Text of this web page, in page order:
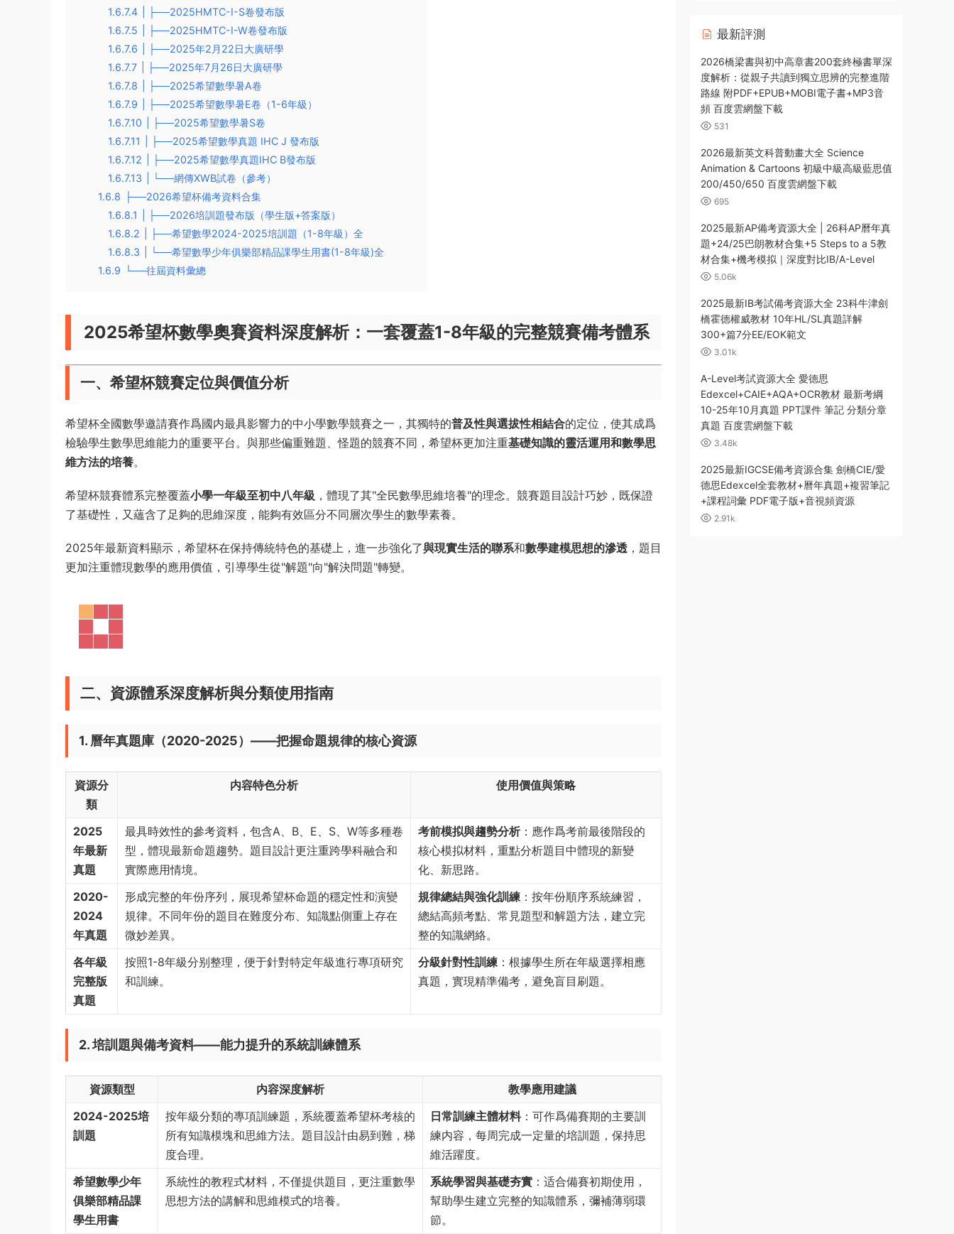
1.6.7.4
| ├──2025HMTC-I-S卷發布版
1.6.7.5
| ├──2025HMTC-I-W卷發布版
1.6.7.6
| ├──2025年2月22日大廣研學
1.6.7.7
| ├──2025年7月26日大廣研學
1.6.7.8
| ├──2025希望數學暑A卷
1.6.7.9
| ├──2025希望數學暑E卷（1-6年級）
1.6.7.10
| ├──2025希望數學暑S卷
1.6.7.11
| ├──2025希望數學真題 IHC J 發布版
1.6.7.12
| ├──2025希望數學真題IHC B發布版
1.6.7.13
| └──網傳XWB試卷（參考）
1.6.8
├──2026希望杯備考資料合集
1.6.8.1
| ├──2026培訓題發布版（學生版+答案版）
1.6.8.2
| ├──希望數學2024-2025培訓題（1-8年級）全
1.6.8.3
| └──希望數學少年俱樂部精品課學生用書(1-8年級)全
1.6.9
└──往屆資料彙總
2025希望杯數學奧賽資料深度解析：一套覆蓋1-8年級的完整競賽備考體系
一、希望杯競賽定位與價值分析
希望杯全國數學邀請賽作爲國内最具影響力的中小學數學競賽之一，其獨特的普及性與選拔性相結合的定位，使其成爲
檢驗學生數學思維能力的重要平台。與那些偏重難題、怪題的競賽不同，希望杯更加注重基礎知識的靈活運用和數學思
維方法的培養。
希望杯競賽體系完整覆蓋小學一年級至初中八年級 ，體現了其"全民數學思維培養"的理念。競賽題目設計巧妙，既保證
了基礎性，又蘊含了足夠的思維深度，能夠有效區分不同層次學生的數學素養。
2025年最新資料顯示，希望杯在保持傳統特色的基礎上，進一步強化了與現實生活的聯系和數學建模思想的滲透 ，題目
更加注重體現數學的應用價值，引導學生從"解題"向"解決問題"轉變。
最新評測
2026橋梁書與初中高章書200套終極書單深
度解析：從親子共讀到獨立思辨的完整進階
路線 附PDF+EPUB+MOBI電子書+MP3音
頻 百度雲網盤下載
531
2026最新英文科普動畫大全 Science
Animation & Cartoons 初級中級高級藍思值
200/450/650 百度雲網盤下載
695
2025最新AP備考資源大全 | 26科AP曆年真
題+24/25巴朗教材合集+5 Steps to a 5教
材合集+機考模拟｜深度對比IB/A-Level
5.06k
2025最新IB考試備考資源大全 23科牛津劍
橋霍德權威教材 10年HL/SL真題詳解
300+篇7分EE/EOK範文
3.01k
A-Level考試資源大全 愛德思
Edexcel+CAIE+AQA+OCR教材 最新考綱
10-25年10月真題 PPT課件 筆記 分類分章
真題 百度雲網盤下載
3.48k
2025最新IGCSE備考資源合集 劍橋CIE/愛
德思Edexcel全套教材+曆年真題+複習筆記
+課程詞彙 PDF電子版+音視頻資源
2.91k